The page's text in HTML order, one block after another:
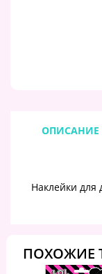
ОПИСАНИЕ
Наклейки
ПОХОЖИЕ